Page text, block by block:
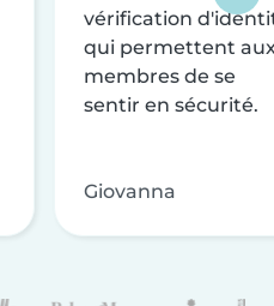
vérification
qui permettent
membres de se
sentir en sécurité.
Giovanna